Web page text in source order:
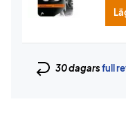
30 dagarsfull